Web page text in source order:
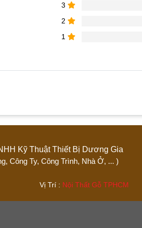
3
2
1
“Quầy bar cong chữ L”
TNHH Kỹ Thuật Thiết Bị Dương
Công Ty, Công Trình, Nhà Ở,
Vị Trí : Nội Thất Gỗ TPHCM